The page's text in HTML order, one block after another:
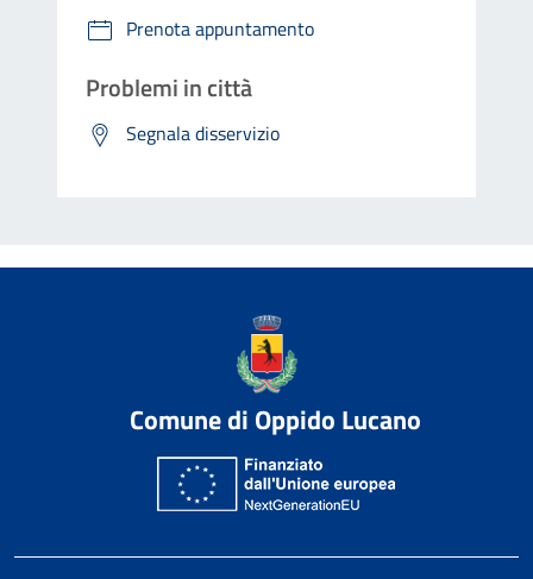
Prenota appuntamento
Problemi in città
Segnala disservizio
Comune di Oppido Lucano